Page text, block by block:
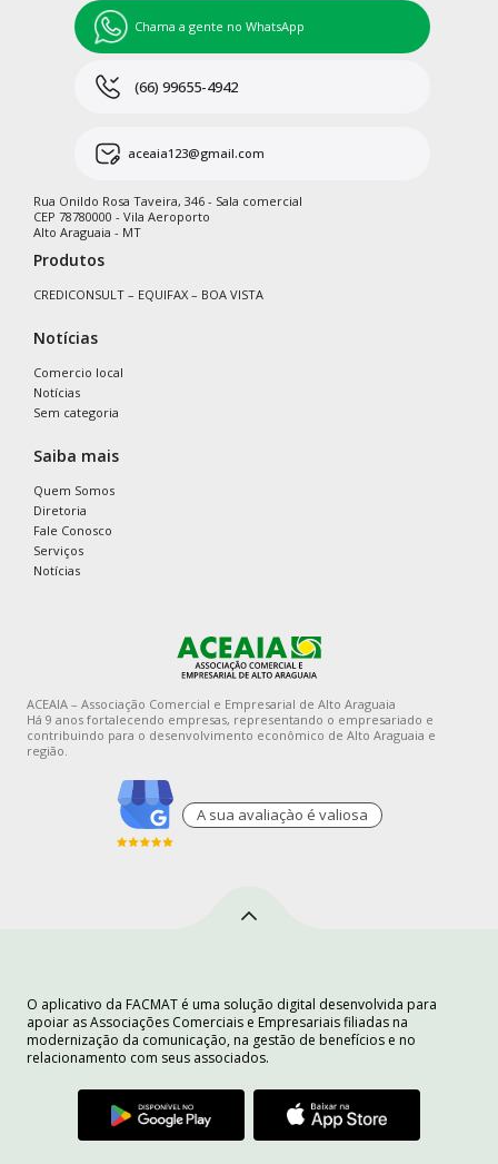
Chama a gente no WhatsApp
(66) 99655-4942
aceaia123@gmail.com
Rua Onildo Rosa Taveira, 346 - Sala comercial
CEP 78780000 - Vila Aeroporto
Alto Araguaia - MT
Produtos
CREDICONSULT – EQUIFAX – BOA VISTA
Notícias
Comercio local
Notícias
Sem categoria
Saiba mais
Quem Somos
Diretoria
Fale Conosco
Serviços
Notícias
ACEAIA – Associação Comercial e Empresarial de Alto Araguaia
Há 9 anos fortalecendo empresas, representando o empresariado e
contribuindo para o desenvolvimento econômico de Alto Araguaia e
região.
A sua avaliaçào é valiosa
O aplicativo da FACMAT é uma solução digital desenvolvida para
apoiar as Associações Comerciais e Empresariais filiadas na
modernização da comunicação, na gestão de benefícios e no
relacionamento com seus associados.